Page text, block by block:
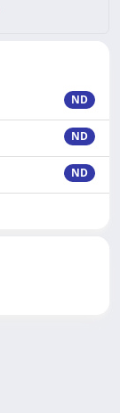
ND
ND
ND